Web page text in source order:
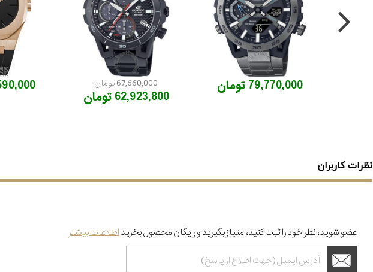
67,660,000 تومان
62,923,800 تومان
79,770,000 تومان
نظرات کاربران
عضو شوید، نظر خود را ثبت کنید،امتیاز بگیرید و رایگان محصول بخریداطلاعات بیشتر